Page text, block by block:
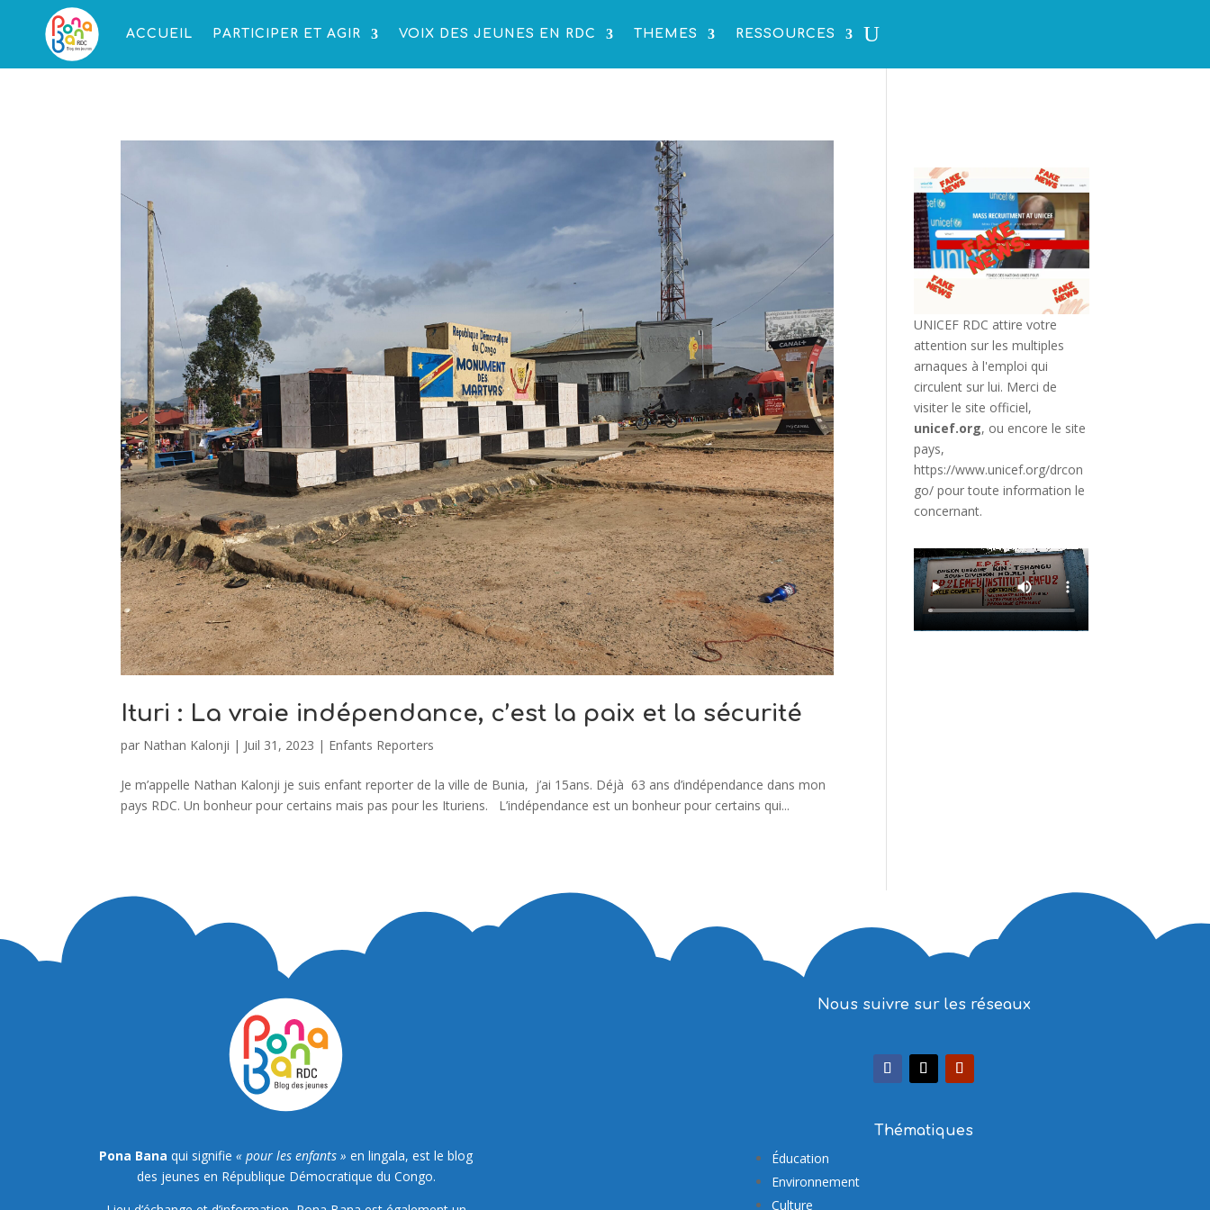
ACCUEIL PARTICIPER ET AGIR VOIX DES JEUNES EN RDC THEMES RESSOURCES
Ituri : La vraie indépendance, c’est la paix et la sécurité
par Nathan Kalonji | Juil 31, 2023 | Enfants Reporters
Je m’appelle Nathan Kalonji je suis enfant reporter de la ville de Bunia, j’ai 15ans. Déjà 63 ans d’indépendance dans mon
pays RDC. Un bonheur pour certains mais pas pour les Ituriens. L’indépendance est un bonheur pour certains qui...
UNICEF RDC attire votre
attention sur les multiples
arnaques à l'emploi qui
circulent sur lui. Merci de
visiter le site officiel,
unicef.org, ou encore le site
pays,
https://www.unicef.org/drcon
go/ pour toute information le
concernant.
Pona Bana qui signifie« pour les enfants » en lingala, est le blog
des jeunes en République Démocratique du Congo.
Nous suivre sur les réseaux
Thématiques
Éducation
Environnement
Culture